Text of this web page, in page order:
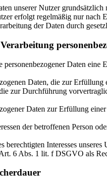
unserer Nutzer
erfolgt regelmäßig nur
der Daten durch
Daten
Daten, die zur
zur Durchführung
Daten zur Erfüllung
der betroffenen Person
berechtigten Interesses
6 Abs. 1 lit. f DSGVO als